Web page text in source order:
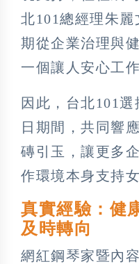
北101總經理朱
期從企業治理與
一個讓人安心工
因此，台北101
日期間，共同響
磚引玉，讓更多
作環境本身支持
真實經驗：健
及時轉向
網紅鋼琴家暨內